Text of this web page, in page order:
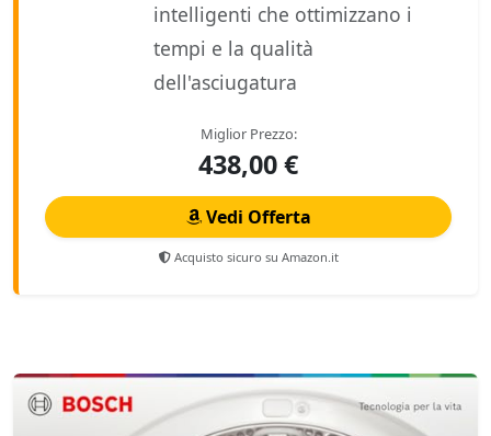
intelligenti che ottimizzano i
tempi e la qualità
dell'asciugatura
Miglior Prezzo:
438,00 €
Vedi Offerta
Acquisto sicuro su Amazon.it